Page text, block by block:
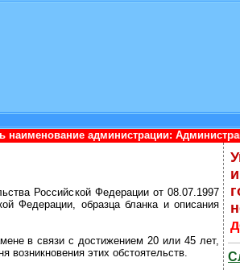
Администрация
Российской Федерации от 08.07.1997
Федерации, образца бланка и описания
в связи с достижением 20 или 45 лет,
возникновения этих обстоятельств.